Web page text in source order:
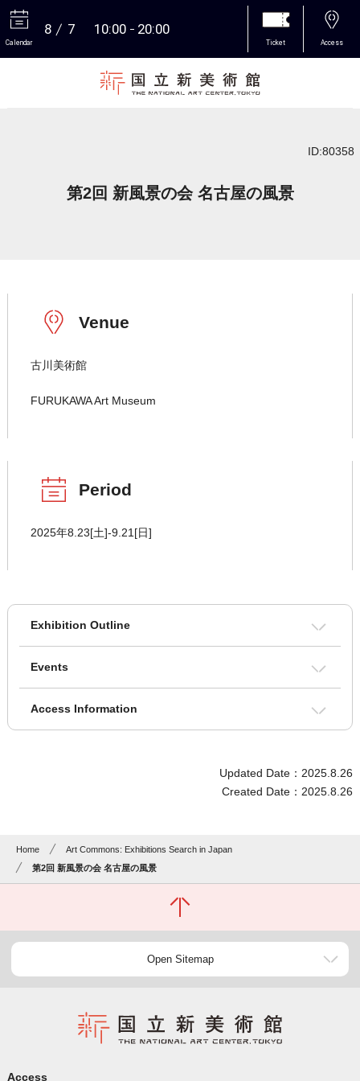
Calendar
8 7 10:00 20:00
Ticket Access
ID:80358
第2回 新風景の会 名古屋の風景
Venue
古川美術館
FURUKAWA Art Museum
Period
2025年8.23[土]-9.21[日]
Exhibition Outline
Events
Access Information
Updated Date：2025.8.26
Created Date：2025.8.26
Home
Art Commons: Exhibitions Search in Japan
第2回 新風景の会 名古屋の風景
Open Sitemap
Access